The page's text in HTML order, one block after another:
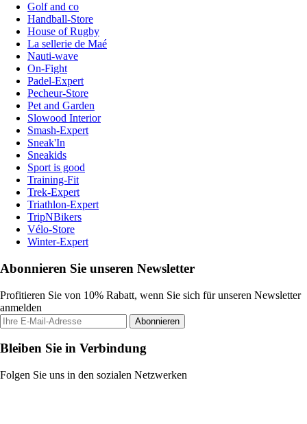
Golf and co
Handball-Store
House of Rugby
La sellerie de Maé
Nauti-wave
On-Fight
Padel-Expert
Pecheur-Store
Pet and Garden
Slowood Interior
Smash-Expert
Sneak'In
Sneakids
Sport is good
Training-Fit
Trek-Expert
Triathlon-Expert
TripNBikers
Vélo-Store
Winter-Expert
Abonnieren Sie unseren Newsletter
Profitieren Sie von 10% Rabatt, wenn Sie sich für unseren Newsletter
anmelden
Abonnieren
Bleiben Sie in Verbindung
Folgen Sie uns in den sozialen Netzwerken